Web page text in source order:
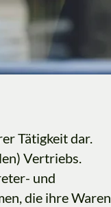
und die
Tätigkeit dar.
Vertriebs.
und
die ihre Waren